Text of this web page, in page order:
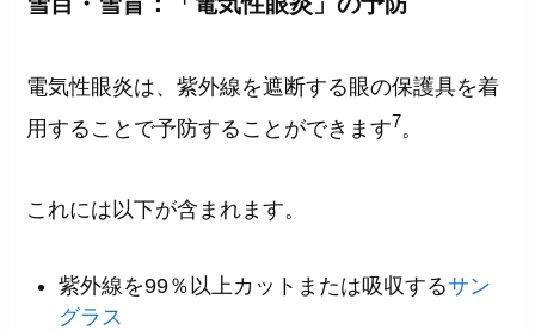
電気性眼炎は、紫外線を遮断する眼の保護具を着
用することで予防することができます7。
これには以下が含まれます。
紫外線を99％以上カットまたは吸収するサン
グラス